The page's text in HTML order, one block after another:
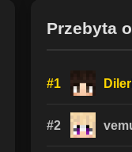
Przebyta
#1
#2